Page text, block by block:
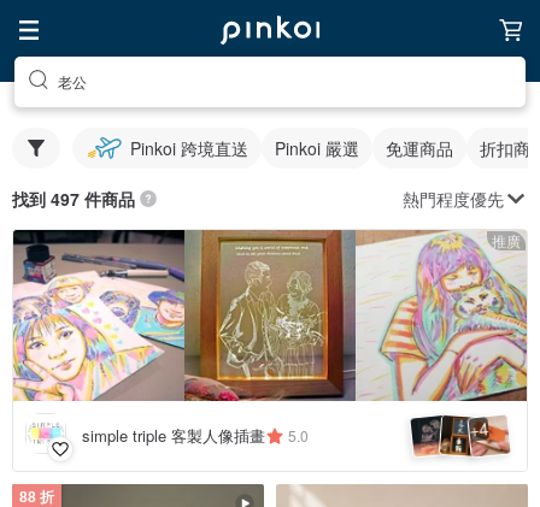
老公
Pinkoi 跨境直送 Pinkoi 嚴選 免運商品 折扣商
找到 497 件商品 熱門程度優先
推廣
simple triple 客製人像插畫 5.0 +4
88 折